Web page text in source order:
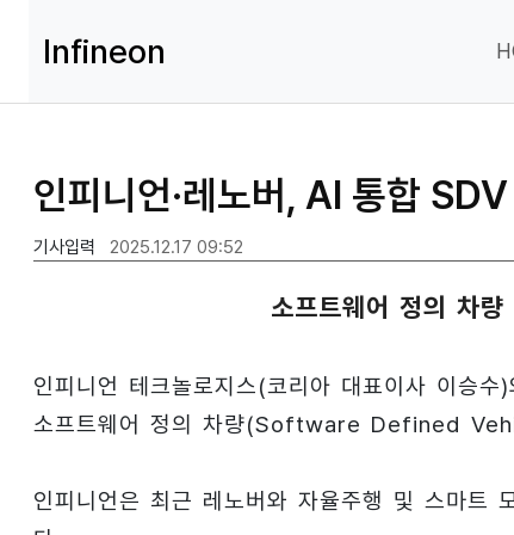
Infineon
인피니언·레노버, AI 통합
기사입력 2025.12.17 09:52
소프트웨어 정의 차
인피니언 테크놀로지스(코리아 대표이사 이승
소프트웨어 정의 차량(Software Defined
인피니언은 최근 레노버와 자율주행 및 스마트